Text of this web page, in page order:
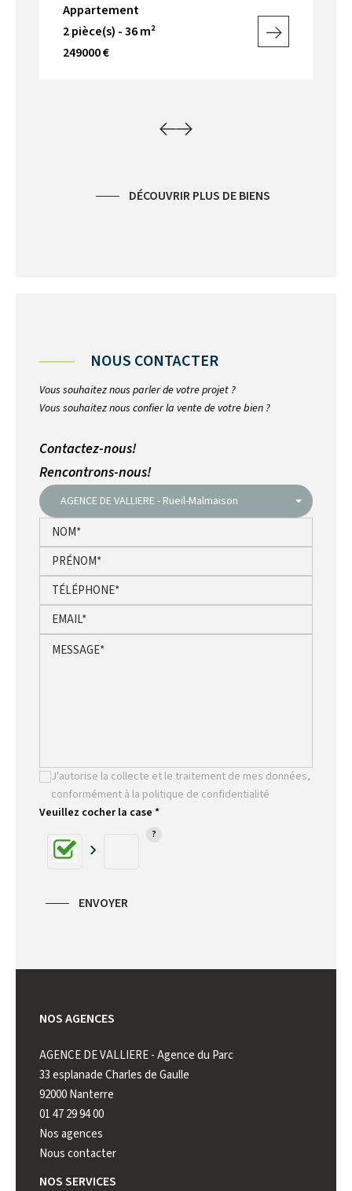
Appartement
2 pièce(s) - 36 m²
249000 €
DÉCOUVRIR PLUS DE BIENS
NOUS CONTACTER
Vous souhaitez nous parler de votre projet ?
Vous souhaitez nous confier la vente de votre bien ?
Contactez-nous!
Rencontrons-nous!
AGENCE DE VALLIERE - Rueil-Malmaison
J'autorise la collecte et le traitement de mes données,
conformément à la politique de confidentialité
Veuillez cocher la case *
ENVOYER
NOS AGENCES
AGENCE DE VALLIERE - Agence du Parc
33 esplanade Charles de Gaulle
92000 Nanterre
01 47 29 94 00
Nos agences
Nous contacter
NOS SERVICES